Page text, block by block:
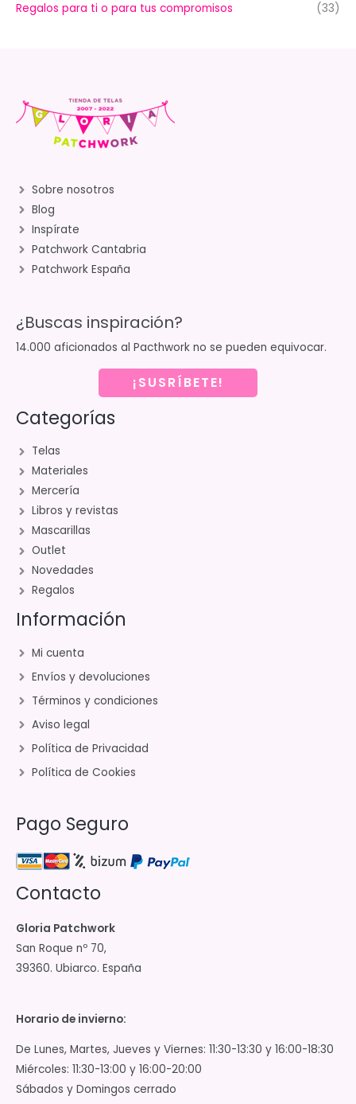
Regalos para ti o para tus compromisos
(33)
Sobre nosotros
Blog
Inspírate
Patchwork Cantabria
Patchwork España
¿Buscas inspiración?
14.000 aficionados al Pacthwork no se pueden equivocar.
¡SUSRÍBETE!
Categorías
Telas
Materiales
Mercería
Libros y revistas
Mascarillas
Outlet
Novedades
Regalos
Información
Mi cuenta
Envíos y devoluciones
Términos y condiciones
Aviso legal
Política de Privacidad
Política de Cookies
Pago Seguro
Contacto
Gloria Patchwork
San Roque nº 70,
39360. Ubiarco. España
Horario de invierno:
De Lunes, Martes, Jueves y Viernes: 11:30-13:30 y 16:00-18:30
Miércoles: 11:30-13:00 y 16:00-20:00
Sábados y Domingos cerrado